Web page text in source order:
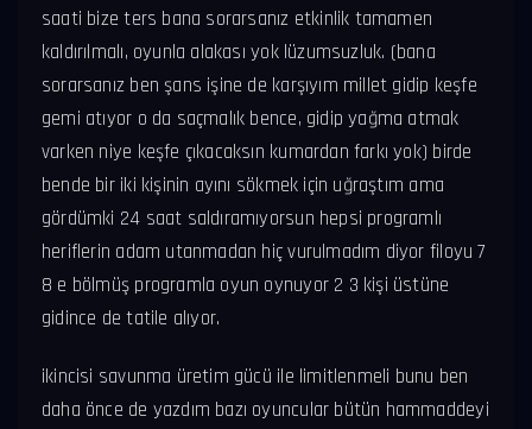
saati bize ters bana sorarsanız etkinlik tamamen
kaldırılmalı, oyunla alakası yok lüzumsuzluk. (bana
sorarsanız ben şans işine de karşıyım millet gidip keşfe
gemi atıyor o da saçmalık bence, gidip yağma atmak
varken niye keşfe çıkacaksın kumardan farkı yok) birde
bende bir iki kişinin ayını sökmek için uğraştım ama
gördümki 24 saat saldıramıyorsun hepsi programlı
heriflerin adam utanmadan hiç vurulmadım diyor filoyu 7
8 e bölmüş programla oyun oynuyor 2 3 kişi üstüne
gidince de tatile alıyor.
ikincisi savunma üretim gücü ile limitlenmeli bunu ben
daha önce de yazdım bazı oyuncular bütün hammaddeyi